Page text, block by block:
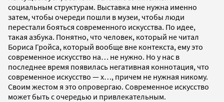
социальным структурам. Выставка мне нужна именно
затем, чтобы очереди пошли в музеи, чтобы люди
перестали бояться современного искусства. По идее,
такая азбука. Понятно, что человек, который не читал
Бориса Гройса, который вообще вне контекста, ему это
современное искусство на… не нужно. Но у нас в
последнее время появилась негативная коннотация, что
современное искусство — х…, причем не нужная никому.
Своим жестом я это опровергаю. Современное искусство
может быть с очередью и привлекательным.